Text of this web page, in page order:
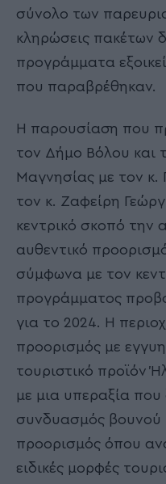
σύνολο των
κληρώσεις πακέτων
προγράμματα
που παραβρέθηκαν.
Η παρουσίαση που
τον Δήμο Βόλου και
Μαγνησίας με τον κ.
τον κ. Ζαφείρη
κεντρικό σκοπό την
αυθεντικό
σύμφωνα με τον
προγράμματος
για το 2024. Η
προορισμός με
τουριστικό προϊόν
με μια υπεραξία που
συνδυασμός βουνού
προορισμός όπου
ειδικές μορφές